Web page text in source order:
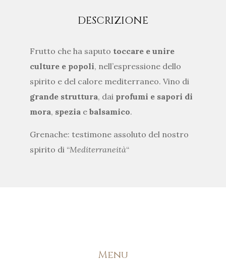
DESCRIZIONE
Frutto che ha saputo toccare e unire
culture e popoli, nell’espressione dello
spirito e del calore mediterraneo. Vino di
grande struttura, dai profumi e sapori di
mora, speziae balsamico.
Grenache: testimone assoluto del nostro
spirito di “Mediterraneità“
Menu